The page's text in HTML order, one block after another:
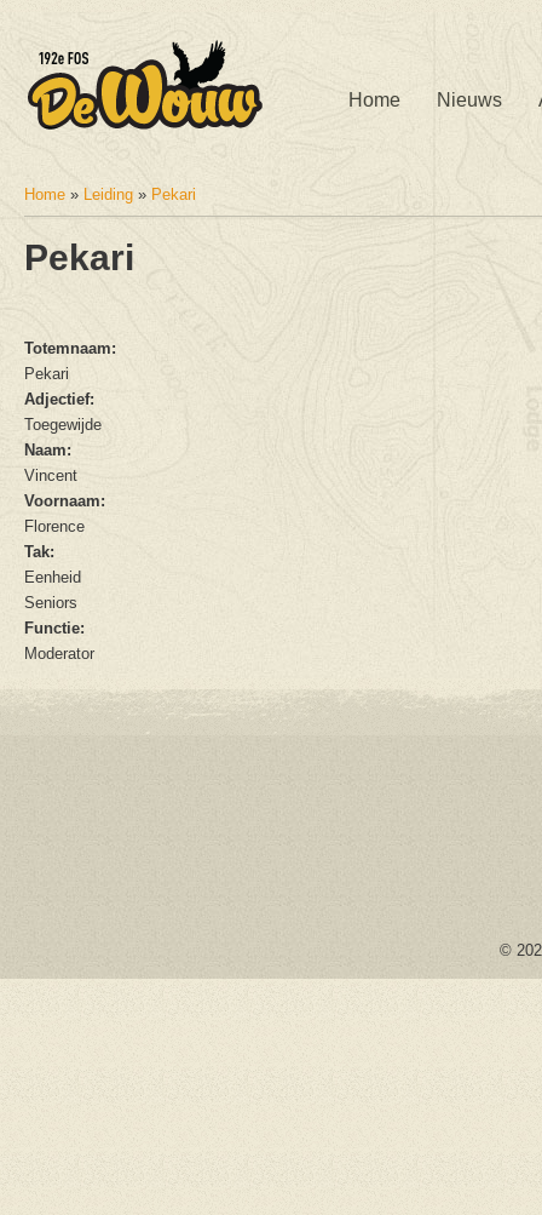
Home Nieuws
U bent hier
Home » Leiding » Pekari
Pekari
Totemnaam:
Pekari
Adjectief:
Toegewijde
Naam:
Vincent
Voornaam:
Florence
Tak:
Eenheid
Seniors
Functie:
Moderator
©